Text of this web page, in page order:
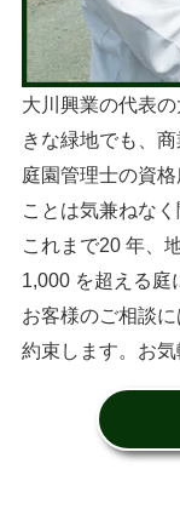
大川興業の代表
きな緑地でも、
庭園管理士の資
ことは気兼ねなく
これまで20 年、
1,000 を超える庭
お客様のご相談
約束します。お気